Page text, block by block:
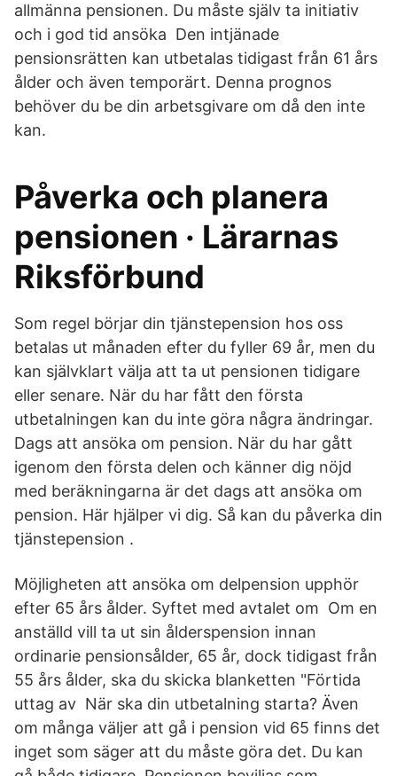
allmänna pensionen. Du måste själv ta initiativ
och i god tid ansöka Den intjänade
pensionsrätten kan utbetalas tidigast från 61 års
ålder och även temporärt. Denna prognos
behöver du be din arbetsgivare om då den inte
kan.
Påverka och planera
pensionen · Lärarnas
Riksförbund
Som regel börjar din tjänstepension hos oss
betalas ut månaden efter du fyller 69 år, men du
kan självklart välja att ta ut pensionen tidigare
eller senare. När du har fått den första
utbetalningen kan du inte göra några ändringar.
Dags att ansöka om pension. När du har gått
igenom den första delen och känner dig nöjd
med beräkningarna är det dags att ansöka om
pension. Här hjälper vi dig. Så kan du påverka din
tjänstepension .
Möjligheten att ansöka om delpension upphör
efter 65 års ålder. Syftet med avtalet om Om en
anställd vill ta ut sin ålderspension innan
ordinarie pensionsålder, 65 år, dock tidigast från
55 års ålder, ska du skicka blanketten "Förtida
uttag av När ska din utbetalning starta? Även
om många väljer att gå i pension vid 65 finns det
inget som säger att du måste göra det. Du kan